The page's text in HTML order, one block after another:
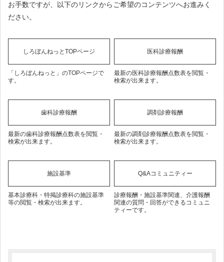
お手数ですが、以下のリンクからご希望のコンテンツへお進みく
ださい。
しろぼんねっとTOPページ
「しろぼんねっと」のTOPページで
す。
医科診療報酬
最新の医科診療報酬点数表を閲覧・
検索が出来ます。
歯科診療報酬
最新の歯科診療報酬点数表を閲覧・
検索が出来ます。
調剤診療報酬
最新の調剤診療報酬点数表を閲覧・
検索が出来ます。
施設基準
基本診療科・特掲診療科の施設基準
等の閲覧・検索が出来ます。
Q&Aコミュニティー
診療報酬・施設基準関連、介護報酬
関連の質問・回答ができるコミュニ
ティーです。